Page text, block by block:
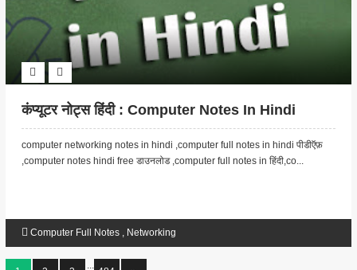
कंप्यूटर नोट्स हिंदी : Computer Notes In Hindi
computer networking notes in hindi ,computer full notes in hindi पीडीऍफ़
,computer notes hindi free डाउनलोड ,computer full notes in हिंदी,co...
Computer Full Notes, Networking
...